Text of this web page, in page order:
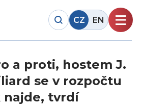
CZ EN
a proti, hostem J.
se v rozpočtu
najde, tvrdí